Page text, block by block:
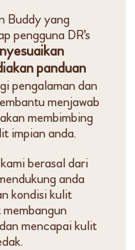
Buddy yang
pengguna DR's
panduan
pengalaman dan
menjawab
membimbing
impian anda.
berasal dari
anda
kondisi kulit
mencapai kulit